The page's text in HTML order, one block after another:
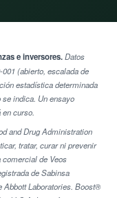
e inversores.Datos
(abierto, escalada de
estadística determinada
indica. Un ensayo
en curso.
and Drug Administration
tratar, curar ni prevenir
de Veos
de Sabinsa
Laboratories. Boost®